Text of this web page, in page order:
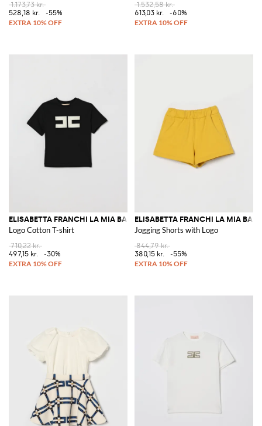
1.173,73 kr.
528,18 kr.
-55%
1.532,58 kr.
613,03 kr.
-60%
ELISABETTA FRANCHI LA MIA BAMBINA
Logo Cotton T-shirt
710,22 kr.
497,15 kr.
-30%
ELISABETTA FRANCHI LA MIA
Jogging Shorts with Logo
844,79 kr.
380,15 kr.
-55%